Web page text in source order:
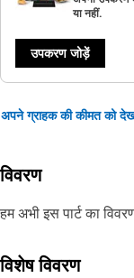
या नहीं.
उपकरण जोड़ें
अपने ग्राहक की कीमत को
विवरण
हम अभी इस पार्ट का
विशेष विवरण